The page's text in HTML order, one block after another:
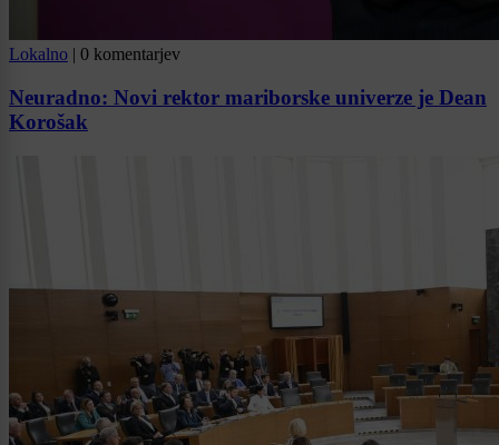
Lokalno | 0 komentarjev
Neuradno: Novi rektor mariborske univerze je Dean
Korošak